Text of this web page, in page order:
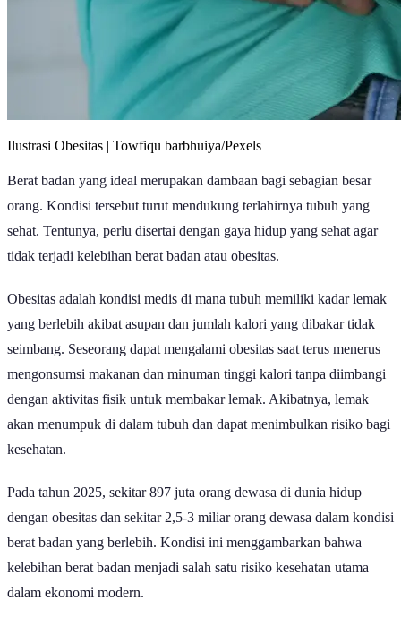
Ilustrasi Obesitas | Towfiqu barbhuiya/Pexels
Berat badan yang ideal merupakan dambaan bagi sebagian besar
orang. Kondisi tersebut turut mendukung terlahirnya tubuh yang
sehat. Tentunya, perlu disertai dengan gaya hidup yang sehat agar
tidak terjadi kelebihan berat badan atau obesitas.
Obesitas adalah kondisi medis di mana tubuh memiliki kadar lemak
yang berlebih akibat asupan dan jumlah kalori yang dibakar tidak
seimbang. Seseorang dapat mengalami obesitas saat terus menerus
mengonsumsi makanan dan minuman tinggi kalori tanpa diimbangi
dengan aktivitas fisik untuk membakar lemak. Akibatnya, lemak
akan menumpuk di dalam tubuh dan dapat menimbulkan risiko bagi
kesehatan.
Pada tahun 2025, sekitar 897 juta orang dewasa di dunia hidup
dengan obesitas dan sekitar 2,5-3 miliar orang dewasa dalam kondisi
berat badan yang berlebih. Kondisi ini menggambarkan bahwa
kelebihan berat badan menjadi salah satu risiko kesehatan utama
dalam ekonomi modern.